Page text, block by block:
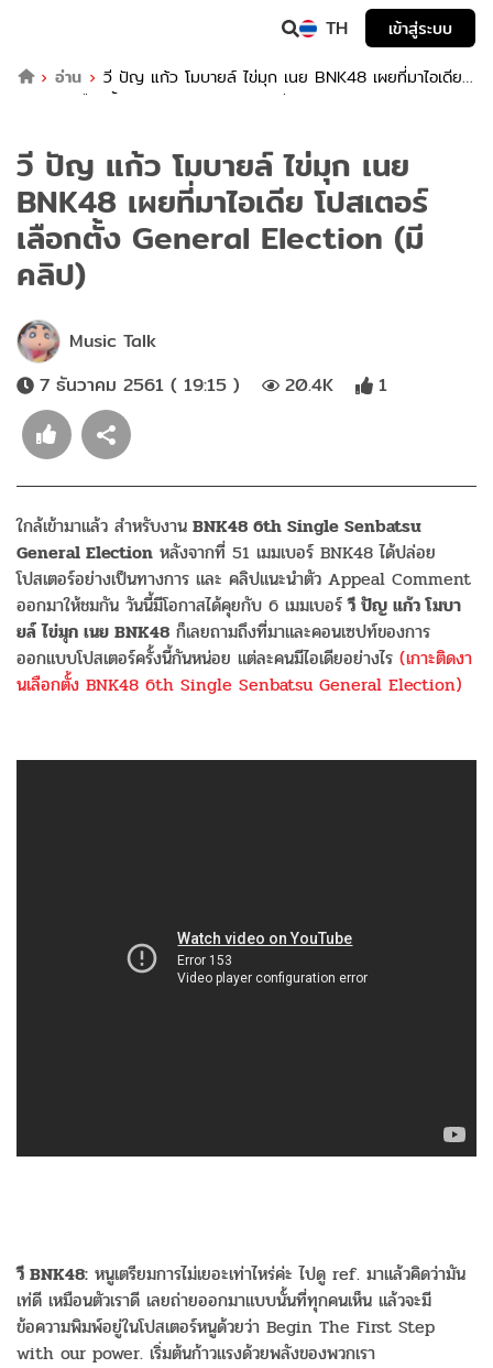
TH
เข้าสู่ระบบ
อ่าน
วี ปัญ แก้ว โมบายล์ ไข่มุก เนย BNK48 เผยที่มาไอเดีย
โปสเตอร์เลือกตั้ง General Election (มีคลิป)
วี ปัญ แก้ว โมบายล์ ไข่มุก เนย
BNK48 เผยที่มาไอเดีย โปสเตอร์
เลือกตั้ง General Election (มี
คลิป)
Music Talk
7 ธันวาคม 2561 ( 19:15 )
20.4K 1
ใกล้เข้ามาแล้ว สำหรับงาน BNK48 6th Single Senbatsu
General Election หลังจากที่ 51 เมมเบอร์ BNK48 ได้ปล่อย
โปสเตอร์อย่างเป็นทางการ และ คลิปแนะนำตัว Appeal Comment
ออกมาให้ชมกัน วันนี้มีโอกาสได้คุยกับ 6 เมมเบอร์วี ปัญ แก้ว โมบา
ยล์ ไข่มุก เนย BNK48 ก็เลยถามถึงที่มาและคอนเซปท์ของการ
ออกแบบโปสเตอร์ครั้งนี้กันหน่อย แต่ละคนมีไอเดียอย่างไร (เกาะติดงา
นเลือกตั้ง BNK48 6th Single Senbatsu General Election)
วี BNK48: หนูเตรียมการไม่เยอะเท่าไหร่ค่ะ ไปดู ref. มาแล้วคิดว่ามัน
เท่ดี เหมือนตัวเราดี เลยถ่ายออกมาแบบนั้นที่ทุกคนเห็น แล้วจะมี
ข้อความพิมพ์อยู่ในโปสเตอร์หนูด้วยว่า Begin The First Step
with our power. เริ่มต้นก้าวแรงด้วยพลังของพวกเรา